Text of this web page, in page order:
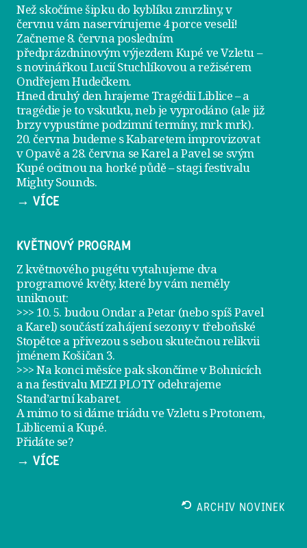
Než skočíme šipku do kyblíku zmrzliny, v
červnu vám naservírujeme 4 porce veselí!
Začneme 8. června posledním
předprázdninovým výjezdemKupé ve Vzletu–
s novinářkou Lucií Stuchlíkovou a režisérem
Ondřejem Hudečkem.
Hned druhý den hrajeme Tragédii Liblice– a
tragédie je to vskutku, neb je vyprodáno (ale již
brzy vypustíme podzimní termíny, mrk mrk).
20. června budeme s Kabaretem improvizovat
v Opavě a 28. června se Karel a Pavel se svým
Kupé ocitnou na horké půdě – stagi festivalu
Mighty Sounds.
→ VÍCE
KVĚTNOVÝ PROGRAM
Z květnového pugétu vytahujeme dva
programové květy, které by vám neměly
uniknout:
>>> 10. 5. budou Ondar a Petar (nebo spíš Pavel
a Karel) součástí zahájení sezony vtřeboňské
Stopětce a přivezou s sebou skutečnou relikvii
jménemKošičan 3.
>>> Na konci měsíce pak skončíme v Bohnicích
a na festivaluMEZI PLOTY odehrajeme
Stand’artní kabaret.
A mimo to si dámetriádu ve Vzletu s Protonem,
Liblicemi a Kupé.
Přidáte se?
→ VÍCE
ARCHIV NOVINEK